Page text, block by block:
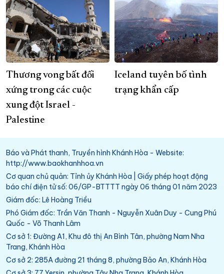
Thương vong bất đối
xứng trong các cuộc
xung đột Israel -
Palestine
Iceland tuyên bố tình
trạng khẩn cấp
Báo và Phát thanh, Truyền hình Khánh Hòa - Website:
http://www.baokhanhhoa.vn
Cơ quan chủ quản: Tỉnh ủy Khánh Hòa | Giấy phép hoạt động
báo chí điện tử số: 06/GP-BTTTT ngày 06 tháng 01 năm 2023
Giám đốc: Lê Hoàng Triều
Phó Giám đốc: Trần Văn Thanh - Nguyễn Xuân Duy - Cung Phú
Quốc - Võ Thanh Lâm
Cơ sở 1: Đường A1, Khu đô thị An Bình Tân, phường Nam Nha
Trang, Khánh Hòa
Cơ sở 2: 285A đường 21 tháng 8, phường Bảo An, Khánh Hòa